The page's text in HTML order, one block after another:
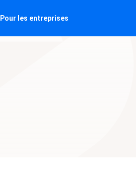
Pour les entreprises